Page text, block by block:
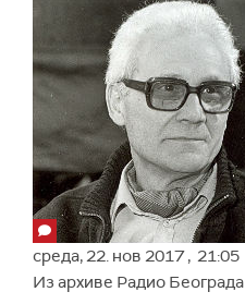
среда,22. нов 2017, 21:05
Из архиве Радио Београда